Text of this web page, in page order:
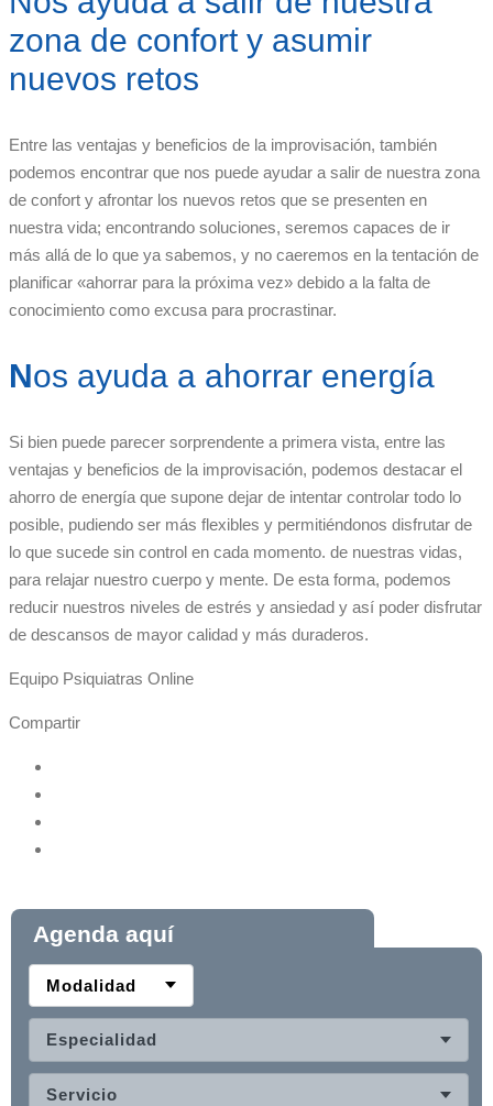
zona de confort y asumir
nuevos retos
Entre las ventajas y beneficios de la improvisación, también
podemos encontrar que nos puede ayudar a salir de nuestra zona
de confort y afrontar los nuevos retos que se presenten en
nuestra vida; encontrando soluciones, seremos capaces de ir
más allá de lo que ya sabemos, y no caeremos en la tentación de
planificar «ahorrar para la próxima vez» debido a la falta de
conocimiento como excusa para procrastinar.
Nos ayuda a ahorrar energía
Si bien puede parecer sorprendente a primera vista, entre las
ventajas y beneficios de la improvisación, podemos destacar el
ahorro de energía que supone dejar de intentar controlar todo lo
posible, pudiendo ser más flexibles y permitiéndonos disfrutar de
lo que sucede sin control en cada momento. de nuestras vidas,
para relajar nuestro cuerpo y mente. De esta forma, podemos
reducir nuestros niveles de estrés y ansiedad y así poder disfrutar
de descansos de mayor calidad y más duraderos.
Equipo Psiquiatras Online
Compartir
Agenda aquí
Modalidad
Especialidad
Servicio